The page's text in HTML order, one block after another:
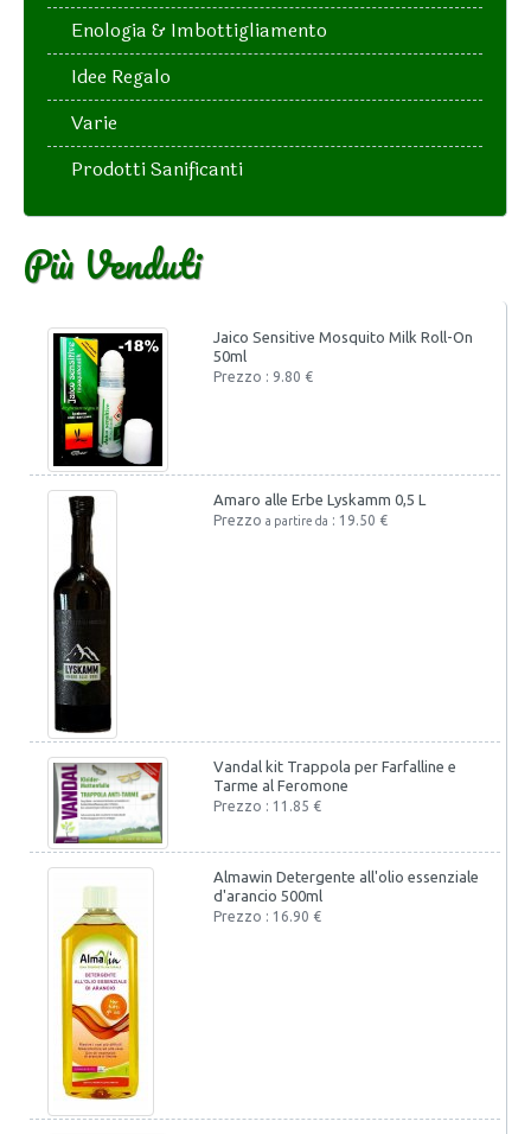
Enologia & Imbottigliamento
Idee Regalo
Varie
Prodotti Sanificanti
Più Venduti
Jaico Sensitive Mosquito Milk Roll-On
50ml
Prezzo : 9.80 €
Amaro alle Erbe Lyskamm 0,5 L
Prezzoa partire da : 19.50 €
Vandal kit Trappola per Farfalline e
Tarme al Feromone
Prezzo : 11.85 €
Almawin Detergente all'olio essenziale
d'arancio 500ml
Prezzo : 16.90 €